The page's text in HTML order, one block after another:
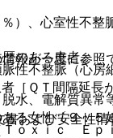
のある患者。
ＱＴ間隔延長
る女性〔９．５
）、心室性不
不整脈（心房
水、電解質異常
ｏｘｉｃ Ｅｐ
報が一度に参照
および安全性情